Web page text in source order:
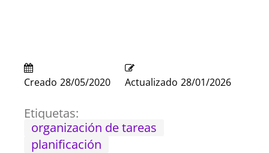
Creado 28/05/2020 Actualizado 28/01/2026
Etiquetas:
organización de tareas
planificación